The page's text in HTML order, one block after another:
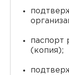
паспорт
(копия);